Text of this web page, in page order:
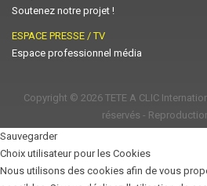
Soutenez notre projet !
ESPACE PRESSE / TV
Espace professionnel média
Copyright © 2026 TETE A CLIC
réservés -
Sauvegarder
Choix utilisateur pour les Cookies
Nous utilisons des cookies afin de vous